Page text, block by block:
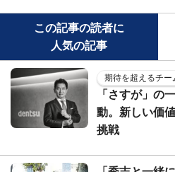
この記事の読者に
人気の記事
期待を超えるチー
「さすが」の
動。新しい価
挑戦